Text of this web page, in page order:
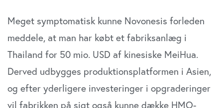
Meget symptomatisk kunne Novonesis forleden
meddele, at man har købt et fabriksanlæg i
Thailand for 50 mio. USD af kinesiske MeiHua.
Derved udbygges produktionsplatformen i Asien,
og efter yderligere investeringer i opgraderinger
vil fabrikken på sigt også kunne dække HMO-